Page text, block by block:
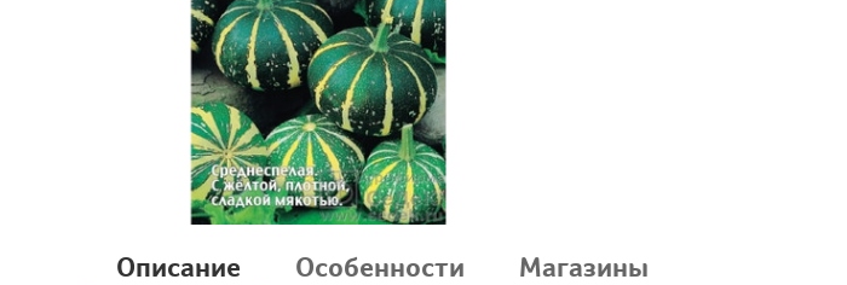
Описание Особенности Магазины